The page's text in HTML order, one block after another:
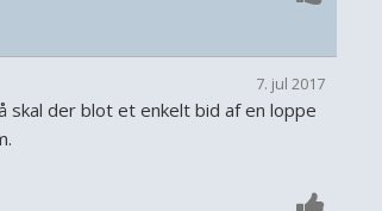
7. jul 2017
skal der blot et enkelt bid af en loppe